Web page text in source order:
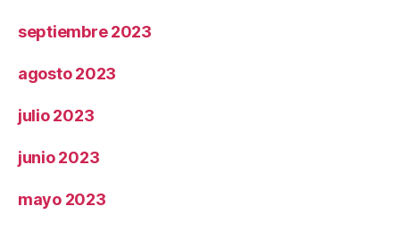
septiembre 2023
agosto 2023
julio 2023
junio 2023
mayo 2023